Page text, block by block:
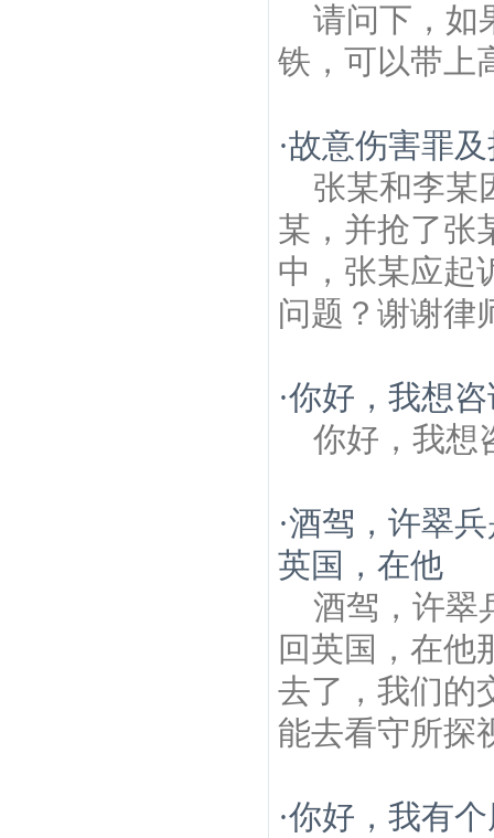
请问下，如
铁，可以带上
·故意伤害罪
张某和李某
某，并抢了张
中，张某应起
问题？谢谢律
·你好，我想
你好，我想
·酒驾，许翠
英国，在他
酒驾，许翠
回英国，在他
去了，我们的
能去看守所探
·你好，我有